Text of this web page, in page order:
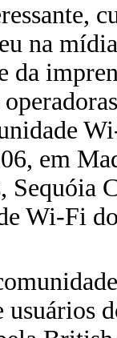
na
da
em
Wi-Fi
usuários